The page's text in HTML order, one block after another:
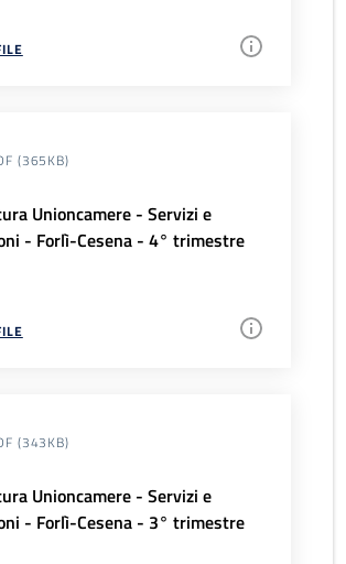
(365KB)
Unioncamere - Servizi e
- Forlì-Cesena - 4° trimestre
(343KB)
Unioncamere - Servizi e
- Forlì-Cesena - 3° trimestre